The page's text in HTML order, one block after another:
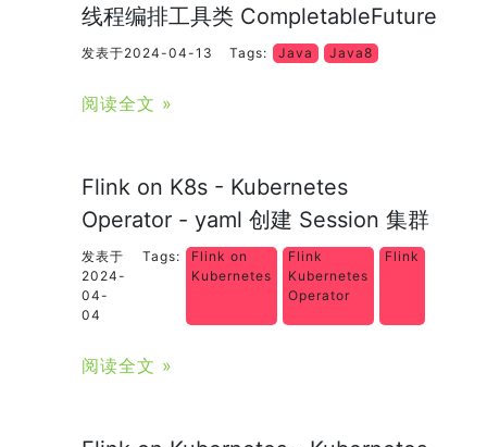
线程编排工具类 CompletableFuture
发表于2024-04-13 Tags: Java Java8
阅读全文 »
Flink on K8s - Kubernetes
Operator - yaml 创建 Session 集群
发表于
2024-
04-
04
Tags:
Flink on
Kubernetes
Flink
Kubernetes
Operator
Flink
阅读全文 »